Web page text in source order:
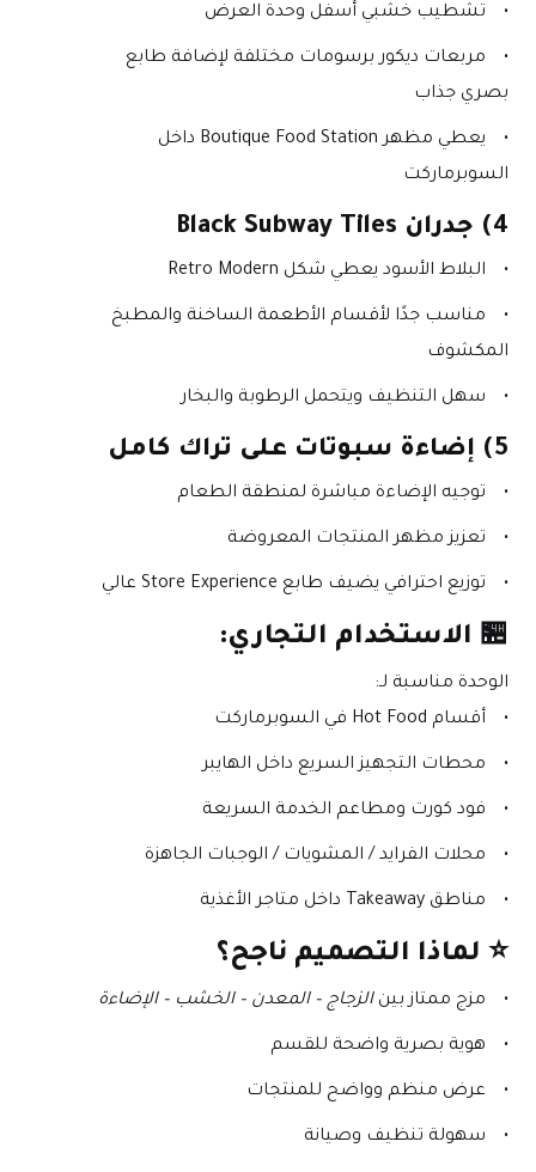
تشطيب خشبي أسفل وحدة العرض
بصري جذاب
السوبرماركت
4) جدران Black Subway Tiles
البلاط الأسود يعطي شكل Retro Modern
المكشوف
سهل التنظيف ويتحمل الرطوبة والبخار
5) إضاءة سبوتات على تراك كامل
توجيه الإضاءة مباشرة لمنطقة الطعام
تعزيز مظهر المنتجات المعروضة
توزيع احترافي يضيف طابع Store Experience عالي
🏪 الاستخدام التجاري:
الوحدة مناسبة لـ:
أقسام Hot Food في السوبرماركت
محطات التجهيز السريع داخل الهايبر
فود كورت ومطاعم الخدمة السريعة
محلات الفرايد / المشويات / الوجبات الجاهزة
مناطق Takeaway داخل متاجر الأغذية
⭐ لماذا التصميم ناجح؟
مزج ممتاز بين الزجاج – المعدن – الخشب – الإضاءة
هوية بصرية واضحة للقسم
عرض منظم وواضح للمنتجات
سهولة تنظيف وصيانة